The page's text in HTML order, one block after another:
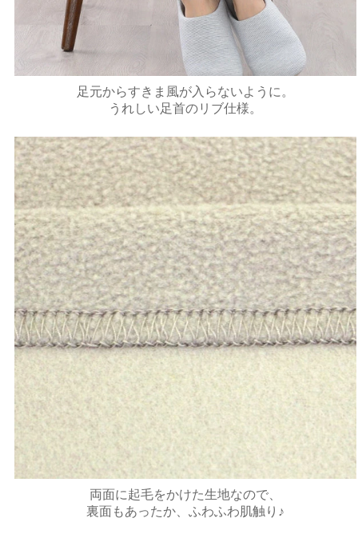
足元からすきま風が入らないように。
うれしい足首のリブ仕様。
両面に起毛をかけた生地なので、
裏面もあったか、ふわふわ肌触り♪